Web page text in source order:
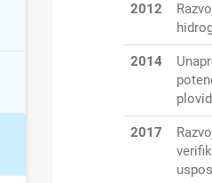
2012
2014
2017 R